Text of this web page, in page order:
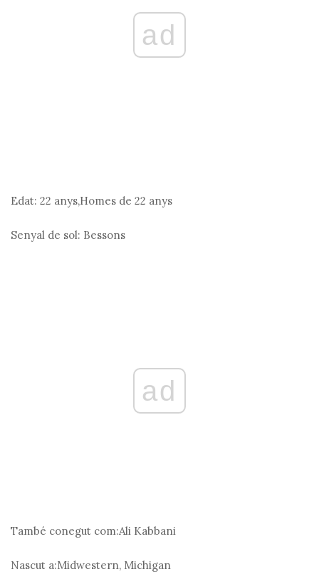
ad
Edat: 22 anys,Homes de 22 anys
Senyal de sol: Bessons
ad
També conegut com:Ali Kabbani
Nascut a:Midwestern, Michigan